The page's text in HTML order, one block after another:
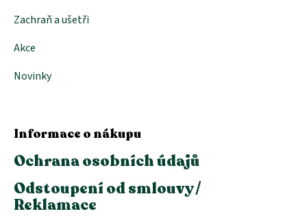
Zachraň a ušetři
Akce
Novinky
Informace o nákupu
Ochrana osobních údajů
Odstoupení od smlouvy /
Reklamace